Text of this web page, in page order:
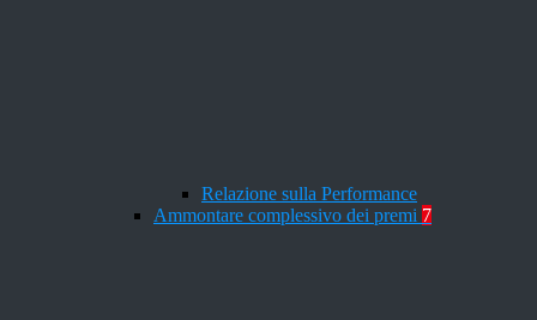
Relazione sulla Performance
Ammontare complessivo dei premi 7